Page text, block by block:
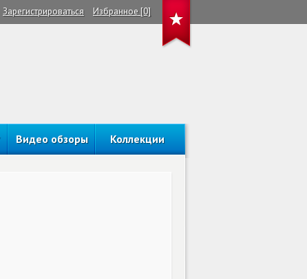
Зарегистрироваться Избранное [0]
Видео обзоры Коллекции